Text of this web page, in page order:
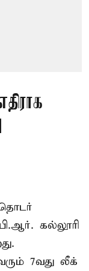
கல்லூரி
7வது லீக்